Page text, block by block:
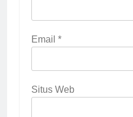
Email *
Situs Web